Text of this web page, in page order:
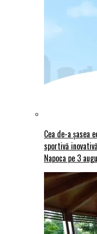
Cea de-a șasea
sportivă
Napoca pe 3